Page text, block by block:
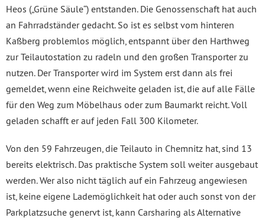
Heos („Grüne Säule“) entstanden. Die Genossenschaft hat auch
an Fahrradständer gedacht. So ist es selbst vom hinteren
Kaßberg problemlos möglich, entspannt über den Harthweg
zur Teilautostation zu radeln und den großen Transporter zu
nutzen. Der Transporter wird im System erst dann als frei
gemeldet, wenn eine Reichweite geladen ist, die auf alle Fälle
für den Weg zum Möbelhaus oder zum Baumarkt reicht. Voll
geladen schafft er auf jeden Fall 300 Kilometer.
Von den 59 Fahrzeugen, die Teilauto in Chemnitz hat, sind 13
bereits elektrisch. Das praktische System soll weiter ausgebaut
werden. Wer also nicht täglich auf ein Fahrzeug angewiesen
ist, keine eigene Lademöglichkeit hat oder auch sonst von der
Parkplatzsuche genervt ist, kann Carsharing als Alternative